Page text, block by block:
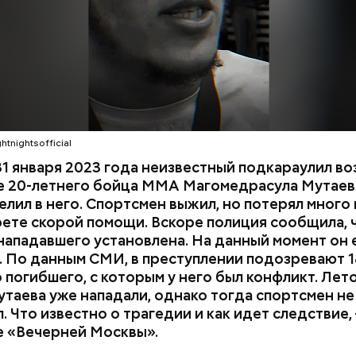
января 2023 года неизвестный подкараулил
20-летнего бойца ММА Магомедрасула
в него. Спортсмен выжил, но потерял много
скорой помощи. Вскоре полиция сообщила,
установлена. На данный момент он
По данным СМИ, в преступлении подозревают
погибшего, с которым у него был конфликт.
уже нападали, однако тогда спортсмен не
Что известно о трагедии и как идет
«Вечерней Москвы».